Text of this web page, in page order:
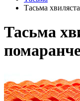
Тасьма
Тасьма